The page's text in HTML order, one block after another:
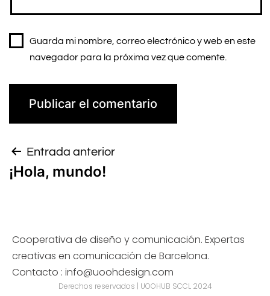
Guarda mi nombre, correo electrónico y web en este
navegador para la próxima vez que comente.
Entrada anterior
¡Hola, mundo!
Cooperativa de diseño y comunicación. Expertas
creativas en comunicación de Barcelona.
Contacto : info@uoohdesign.com
Derechos reservados | UOOHUB SCCL 2024